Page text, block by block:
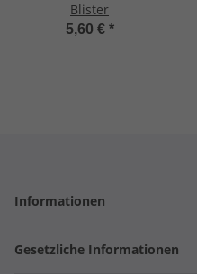
Blister
5,60 € *
Informationen
Gesetzliche Informationen